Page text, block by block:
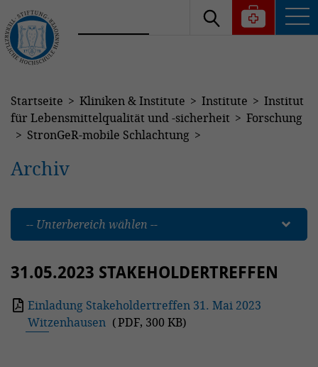
Startseite Kliniken & Institute Institute
Institut
für Lebensmittelqualität und -sicherheit
Forschung
StronGeR-mobile Schlachtung
Archiv
-- Unterbereich wählen --
31.05.2023 STAKEHOLDERTREFFEN
Einladung Stakeholdertreffen 31. Mai 2023
Witzenhausen (PDF, 300 KB)